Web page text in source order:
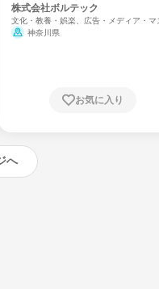
門
株式会社ボルテック
文化・教養・娯楽、広告・メディア・マ
ミ、電力・ガス・水道・エネルギー
神奈川県
お気に入り
へ